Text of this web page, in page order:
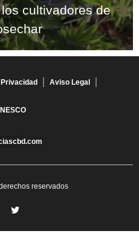
cultivadores de
Privacidad Aviso Legal
reservados